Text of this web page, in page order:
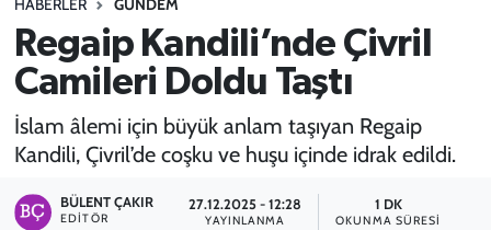
HABERLER GÜNDEM
Regaip Kandili’nde Çivril
Camileri Doldu Taştı
İslam âlemi için büyük anlam taşıyan Regaip
Kandili, Çivril’de coşku ve huşu içinde idrak edildi.
BÜLENT ÇAKIR
EDITÖR
27.12.2025 - 12:28
YAYINLANMA
1 DK
OKUNMA SÜRESI
SPOR
TEKNOLOJİ
YAŞAM